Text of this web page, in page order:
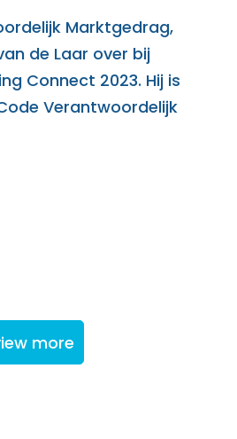
Marktgedrag,
de Laar over bij
Connect 2023. Hij is
Verantwoordelijk
more